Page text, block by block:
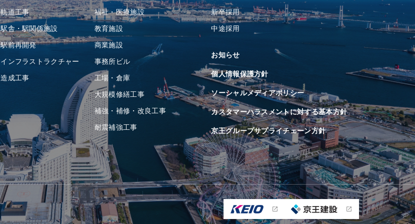
軌道⼯事
駅舎・駅関係施設
駅前再開発
インフラストラクチャー
造成⼯事
福祉・医療施設
教育施設
商業施設
事務所ビル
⼯場・倉庫
⼤規模修繕工事
補強・補修・改良工事
耐震補強⼯事
新卒採用
中途採用
お知らせ
個人情報保護方針
ソーシャルメディアポリシー
カスタマーハラスメントに対する基本方針
京王グループサプライチェーン方針